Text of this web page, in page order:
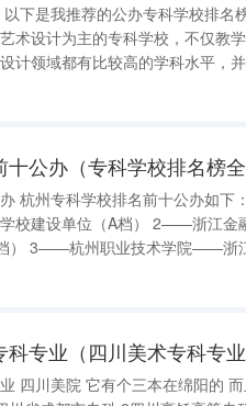
术设计为主的专科学校，不仅教
计领域都有比较高的学科水平，
机会。 2.浙江医药高等专科学校 浙江医药高等专
公办（专科学校排名榜全
——浙
江金融职业学院——浙江省——杭州——
建设单
专业（四川美术专科专业
几个师范学院都手美术专业的